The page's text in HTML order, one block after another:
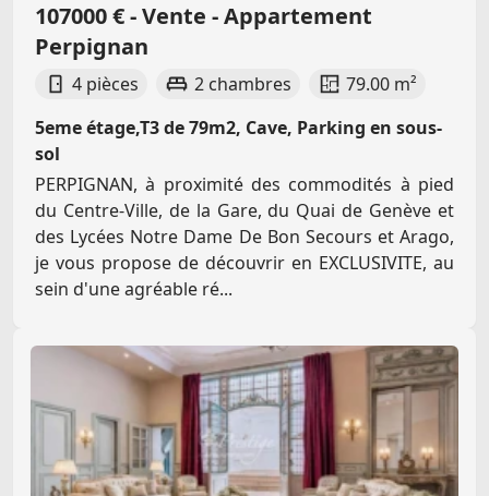
107000 € - Vente - Appartement
Perpignan
4 pièces 2 chambres
79.00 m²
5eme étage,T3 de 79m2, Cave, Parking en sous-
sol
PERPIGNAN, à proximité des commodités à pied
du Centre-Ville, de la Gare, du Quai de Genève et
des Lycées Notre Dame De Bon Secours et Arago,
je vous propose de découvrir en EXCLUSIVITE, au
sein d'une agréable ré...